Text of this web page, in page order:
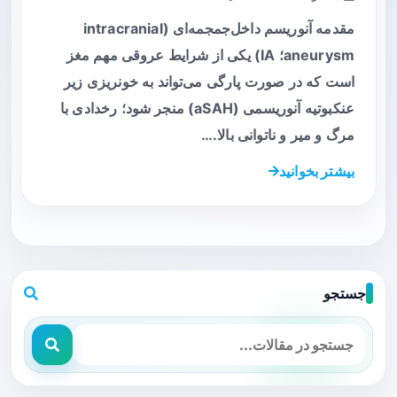
مقدمه آنوریسم داخل‌جمجمه‌ای (intracranial
aneurysm؛ IA) یکی از شرایط عروقی مهم مغز
است که در صورت پارگی می‌تواند به خونریزی زیر
عنکبوتیه آنوریسمی (aSAH) منجر شود؛ رخدادی با
مرگ و میر و ناتوانی بالا.…
بیشتر بخوانید
جستجو